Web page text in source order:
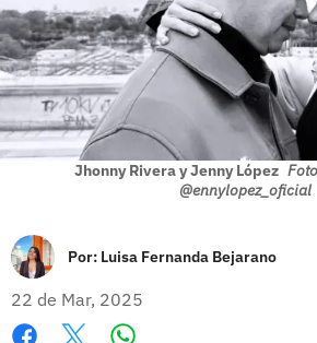
Jhonny Rivera y Jenny López
@ennylopez_oficial
Por: Luisa Fernanda Bejarano
22 de Mar, 2025